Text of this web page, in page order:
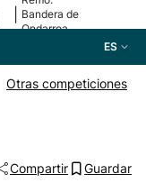
Bandera de
Ondarroa
ES
Otras competiciones
Compartir Guardar